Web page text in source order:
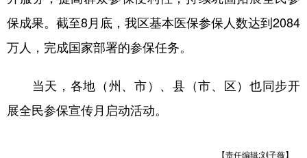
保成果。截至8月底，我区基本医保参保人数达到2084
万人，完成国家部署的参保任务。
当天，各地（州、市）、县（市、区）也同步开
展全民参保宣传月启动活动。
【责任编辑:刘子薇】